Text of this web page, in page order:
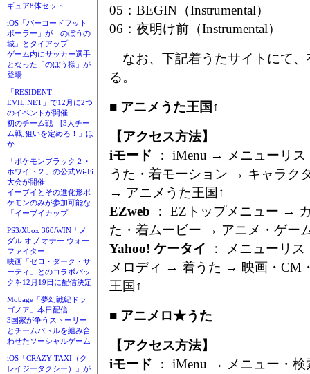
ギュア8体セット
iOS「バーコードフット
ボーラー」が「のぼうの
城」とタイアップ
ゲーム内にサッカー選手
となった「のぼう様」が
登場
「RESIDENT
EVIL.NET」で12月に2つ
のイベントが開催
初のチーム戦「[3人チー
ム戦]狙いを定めろ！」ほ
か
「ポケモンブラック２・
ホワイト２」の公式Wi-Fi
大会が開催
イーブイとその進化形ポ
ケモンのみが参加可能な
「イーブイカップ」
PS3/Xbox 360/WIN「メ
ダル オブ オナー ウォー
ファイター」
映画「ゼロ・ダーク・サ
ーティ」とのコラボパッ
クを12月19日に配信決定
Mobage「夢幻戦紀ドラ
ゴノア」本日配信
3国家が争うストーリー
とチームバトルを組み合
わせたソーシャルゲーム
iOS「CRAZY TAXI（ク
レイジータクシー）」が
05：BEGIN（Instrumental）
06：夜明け前（Instrumental）
なお、下記着うたサイトにて、
る。
■ アニメうた王国↑
【アクセス方法】
iモード ： iMenu → メニューリ
うた・着モーション → キャラク
→ アニメうた王国↑
EZweb ： EZトップメニュー →
た・着ムービー → アニメ・ゲー
Yahoo! ケータイ ： メニューリ
メロディ → 着うた → 映画・CM
王国↑
■ アニメロ★うた
【アクセス方法】
iモード ： iMenu → メニュー・